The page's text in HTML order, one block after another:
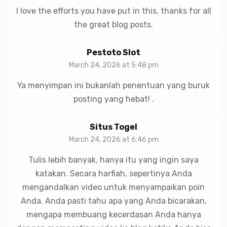
I love the efforts you have put in this, thanks for all
the great blog posts.
Pestoto Slot
March 24, 2026 at 5:48 pm
Ya menyimpan ini bukanlah penentuan yang buruk
posting yang hebat! .
Situs Togel
March 24, 2026 at 6:46 pm
Tulis lebih banyak, hanya itu yang ingin saya
katakan. Secara harfiah, sepertinya Anda
mengandalkan video untuk menyampaikan poin
Anda. Anda pasti tahu apa yang Anda bicarakan,
mengapa membuang kecerdasan Anda hanya